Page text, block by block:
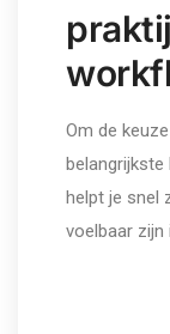
Om de
belangrijkste
helpt je snel
voelbaar zijn